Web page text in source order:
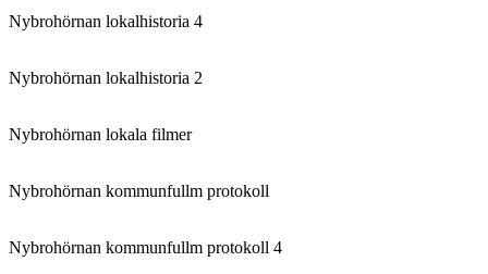
Nybrohörnan lokalhistoria 4
Nybrohörnan lokalhistoria 2
Nybrohörnan lokala filmer
Nybrohörnan kommunfullm protokoll
Nybrohörnan kommunfullm protokoll 4